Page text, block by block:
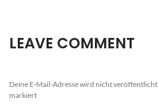
LEAVE COMMENT
Deine E-Mail-Adresse wird nicht veröffentlicht.
markiert